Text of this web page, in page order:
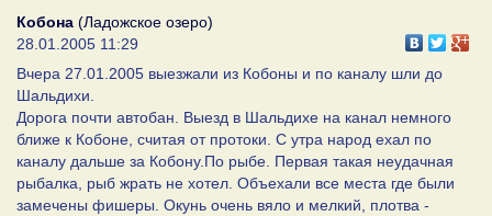
Кобона (Ладожское озеро)
28.01.2005 11:29
Вчера 27.01.2005 выезжали из Кобоны и по каналу шли до
Шальдихи.
Дорога почти автобан. Выезд в Шальдихе на канал немного
ближе к Кобоне, считая от протоки. С утра народ ехал по
каналу дальше за Кобону.По рыбе. Первая такая неудачная
рыбалка, рыб жрать не хотел. Объехали все места где были
замечены фишеры. Окунь очень вяло и мелкий, плотва -